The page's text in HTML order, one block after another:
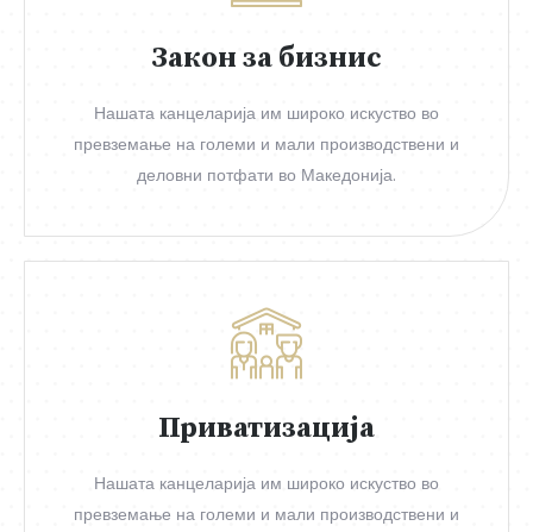
Закон за бизнис
Нашата канцеларија им широко искуство во
превземање на големи и мали производствени и
деловни потфати во Македонија.
Приватизација
Нашата канцеларија им широко искуство во
превземање на големи и мали производствени и